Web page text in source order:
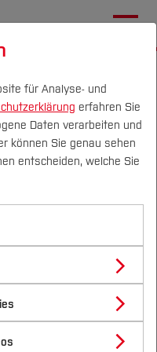
DE|EN Quicklinks
für Analyse- und
erfahren Sie
Daten verarbeiten und
können Sie genau sehen
entscheiden, welche Sie